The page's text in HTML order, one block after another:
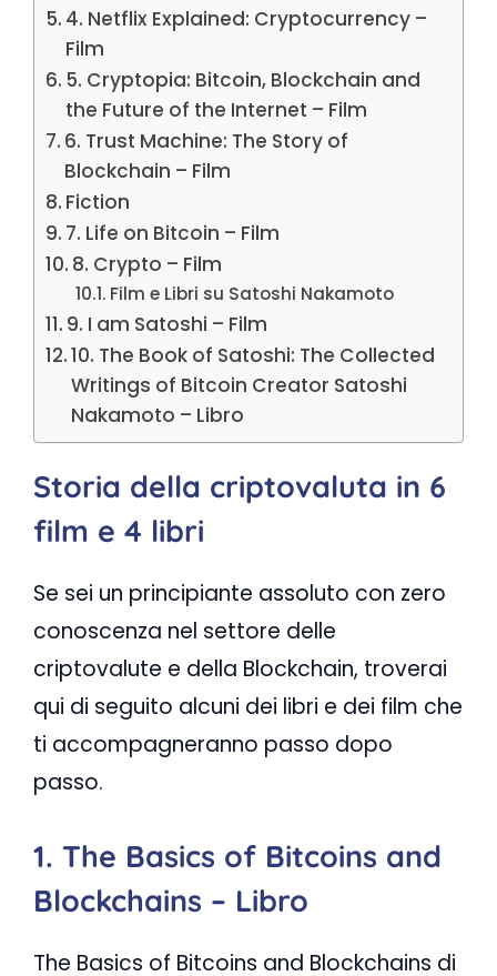
4. Netflix Explained: Cryptocurrency –
Film
5. Cryptopia: Bitcoin, Blockchain and
the Future of the Internet – Film
6. Trust Machine: The Story of
Blockchain – Film
Fiction
7. Life on Bitcoin – Film
8. Crypto – Film
Film e Libri su Satoshi Nakamoto
9. I am Satoshi – Film
10. The Book of Satoshi: The Collected
Writings of Bitcoin Creator Satoshi
Nakamoto – Libro
Storia della criptovaluta in 6
film e 4 libri
Se sei un principiante assoluto con zero
conoscenza nel settore delle
criptovalute e della Blockchain, troverai
qui di seguito alcuni dei libri e dei film che
ti accompagneranno passo dopo
passo.
1. The Basics of Bitcoins and
Blockchains – Libro
The Basics of Bitcoins and Blockchains di